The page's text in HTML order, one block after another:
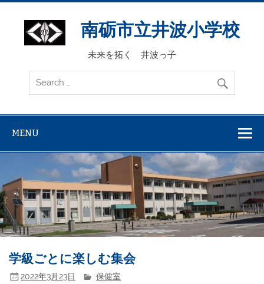
Skip
content
南砺市立井波小学校
未来を拓く 井波っ子
MENU
学級ごとに楽しむ集会
2022年3月23日 保健室